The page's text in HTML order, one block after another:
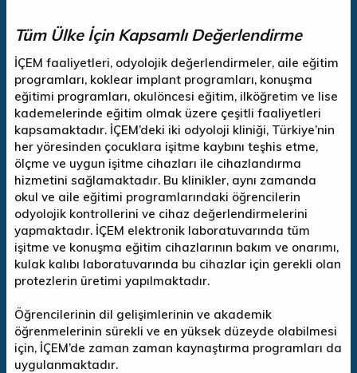
Tüm Ülke İçin Kapsamlı Değerlendirme
İÇEM faaliyetleri, odyolojik değerlendirmeler, aile eğitim
programları, koklear implant programları, konuşma
eğitimi programları, okulöncesi eğitim, ilköğretim ve lise
kademelerinde eğitim olmak üzere çeşitli faaliyetleri
kapsamaktadır. İÇEM’deki iki odyoloji kliniği, Türkiye’nin
her yöresinden çocuklara işitme kaybını teşhis etme,
ölçme ve uygun işitme cihazları ile cihazlandırma
hizmetini sağlamaktadır. Bu klinikler, aynı zamanda
okul ve aile eğitimi programlarındaki öğrencilerin
odyolojik kontrollerini ve cihaz değerlendirmelerini
yapmaktadır. İÇEM elektronik laboratuvarında tüm
işitme ve konuşma eğitim cihazlarının bakım ve onarımı,
kulak kalıbı laboratuvarında bu cihazlar için gerekli olan
protezlerin üretimi yapılmaktadır.
Öğrencilerinin dil gelişimlerinin ve akademik
öğrenmelerinin sürekli ve en yüksek düzeyde olabilmesi
için, İÇEM’de zaman zaman kaynaştırma programları da
uygulanmaktadır.